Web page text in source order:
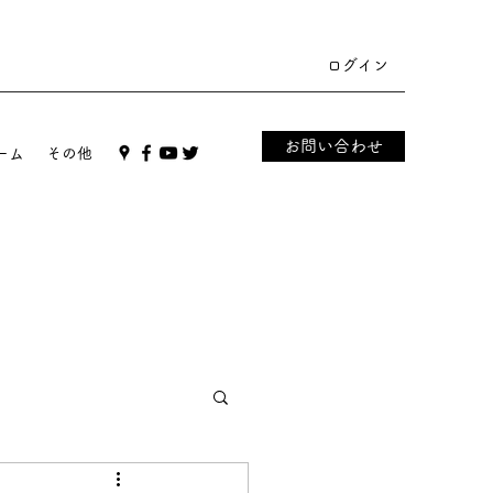
ログイン
ム その他 お問い合わせ